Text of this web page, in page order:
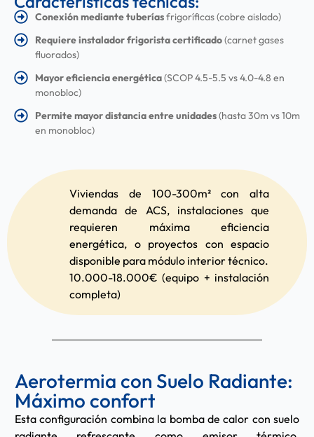
Conexión mediante tuberíasfrigoríficas (cobre aislado)
Requiere instalador frigorista certificado(carnet gases
fluorados)
Mayor eficiencia energética(SCOP 4.5-5.5 vs 4.0-4.8 en
monobloc)
Permite mayor distancia entre unidades(hasta 30m vs 10m
en monobloc)
Viviendas de 100-300m² con alta
demanda de ACS, instalaciones que
requieren máxima eficiencia
energética, o proyectos con espacio
disponible para módulo interior técnico.
10.000-18.000€ (equipo + instalación
completa)
Aerotermia con Suelo Radiante:
Máximo confort
Esta configuración combina la bomba de calor con suelo